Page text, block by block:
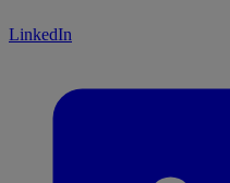
LinkedIn